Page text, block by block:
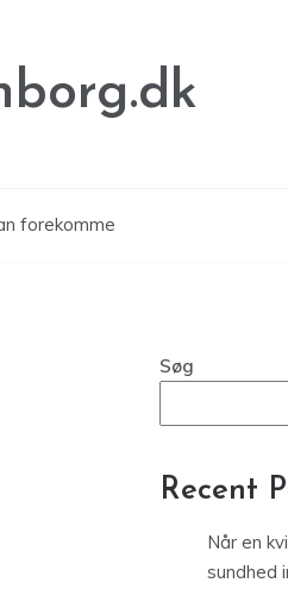
forekomme
Søg
Recent
Når en
sundhed